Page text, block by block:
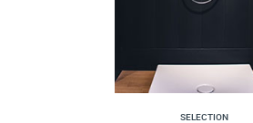
SELECTION